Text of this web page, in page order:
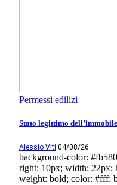
Permessi edilizi
Stato legittimo
Alessio Viti 04/08/26
background-color:
right: 10px; width: 22px;
weight: bold; color: #fff;